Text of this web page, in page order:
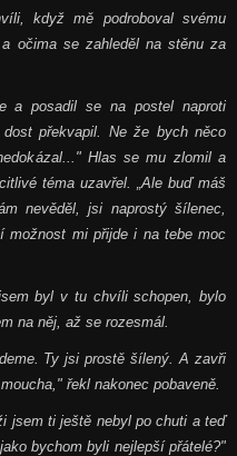
když mě podroboval svému
očima se zahleděl na stěnu za
a posadil se na postel naproti
překvapil. Ne že bych něco
Hlas se mu zlomil a
téma uzavřel. „Ale buď máš
nevěděl, jsi naprostý šílenec,
možnost mi přijde i na tebe moc
byl v tu chvíli schopen, bylo
na něj, až se rozesmál.
Ty jsi prostě šílený. A zavři
řekl nakonec pobaveně.
jsem ti ještě nebyl po chuti a teď
bychom byli nejlepší přátelé?"